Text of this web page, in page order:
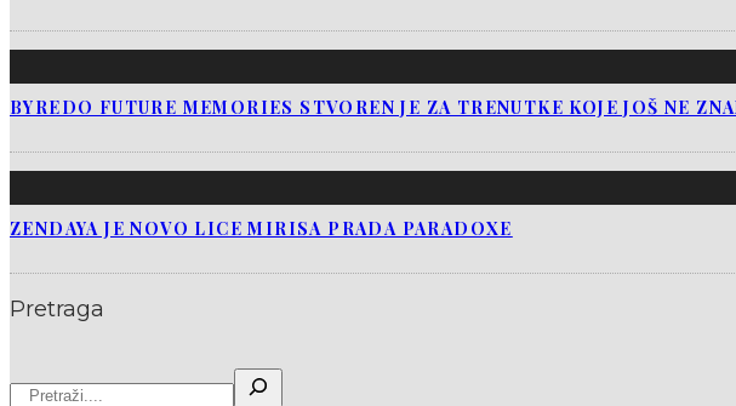
BYREDO FUTURE MEMORIES STVOREN JE ZA TRENUTKE KOJE JOŠ NE
ZENDAYA JE NOVO LICE MIRISA PRADA PARADOXE
Pretraga